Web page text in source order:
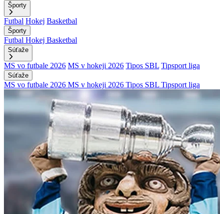
Športy
Futbal Hokej Basketbal
Športy
Futbal Hokej Basketbal
Súťaže
MS vo futbale 2026 MS v hokeji 2026 Tipos SBL Tipsport liga
Súťaže
MS vo futbale 2026 MS v hokeji 2026 Tipos SBL Tipsport liga